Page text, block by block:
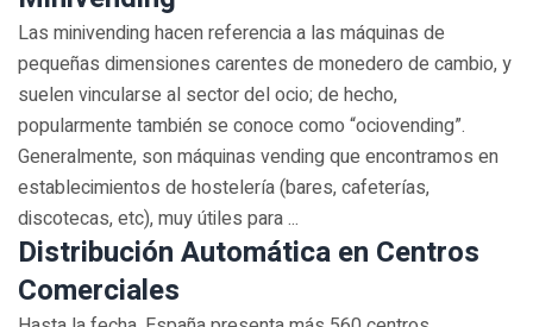
Las minivending hacen referencia a las máquinas de
pequeñas dimensiones carentes de monedero de cambio, y
suelen vincularse al sector del ocio; de hecho,
popularmente también se conoce como “ociovending”.
Generalmente, son máquinas vending que encontramos en
establecimientos de hostelería (bares, cafeterías,
discotecas, etc), muy útiles para ...
Distribución Automática en Centros
Comerciales